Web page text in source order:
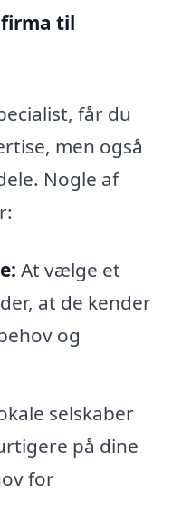
til
får du
men også
Nogle af
At vælge et
at de kender
og
selskaber
på dine
for